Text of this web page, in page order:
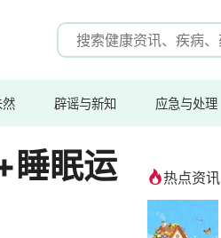
然 辟谣与新知 应急与处理
睡眠运
热点资讯